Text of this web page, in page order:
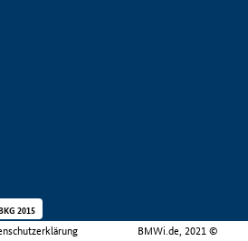
BMWi.de, 2021 ©
2015